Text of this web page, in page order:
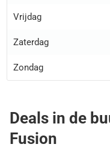
Vrijdag
Zaterdag
Zondag
Deals in de
Fusion